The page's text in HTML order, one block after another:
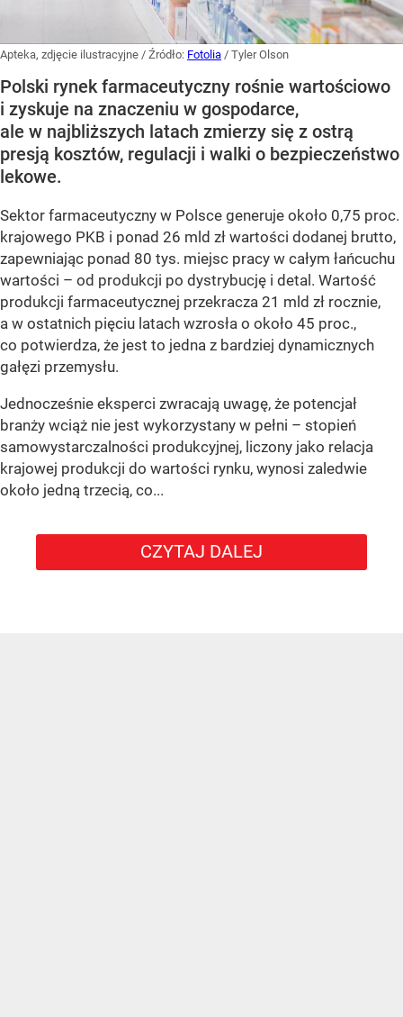
Apteka, zdjęcie ilustracyjne / Źródło: Fotolia / Tyler Olson
Polski rynek farmaceutyczny rośnie wartościowo
i zyskuje na znaczeniu w gospodarce,
ale w najbliższych latach zmierzy się z ostrą
presją kosztów, regulacji i walki o bezpieczeństwo
lekowe.
Sektor farmaceutyczny w Polsce generuje około 0,75 proc.
krajowego PKB i ponad 26 mld zł wartości dodanej brutto,
zapewniając ponad 80 tys. miejsc pracy w całym łańcuchu
wartości – od produkcji po dystrybucję i detal. Wartość
produkcji farmaceutycznej przekracza 21 mld zł rocznie,
a w ostatnich pięciu latach wzrosła o około 45 proc.,
co potwierdza, że jest to jedna z bardziej dynamicznych
gałęzi przemysłu.
Jednocześnie eksperci zwracają uwagę, że potencjał
branży wciąż nie jest wykorzystany w pełni – stopień
samowystarczalności produkcyjnej, liczony jako relacja
krajowej produkcji do wartości rynku, wynosi zaledwie
około jedną trzecią, co...
CZYTAJ DALEJ